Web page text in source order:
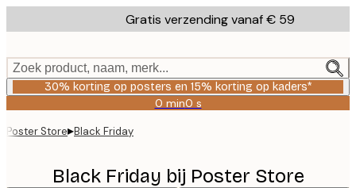
to
content.
Gratis verzending vanaf € 59
Zoek product, naam, merk...
30% korting op posters en 15% korting op kaders*
0 min0 s
Geldig
06
Poster Store▸Black Friday
Black Friday bij Poster Store